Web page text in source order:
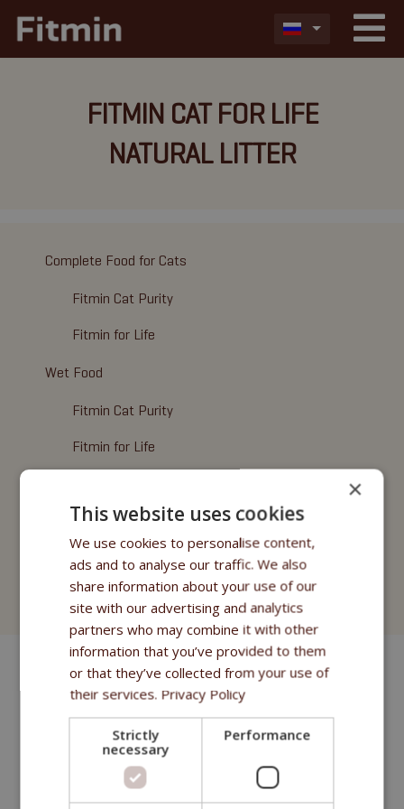
FITMIN CAT FOR LIFE
NATURAL LITTER
Complete Food for Cats
Fitmin Cat Purity
Fitmin for Life
Wet Food
Fitmin Cat Purity
Fitmin for Life
Fitmin Cat Purity
Fitmin for Life
Cat Litter
×
This website uses cookies
We use cookies to personalise content,
ads and to analyse our traffic. We also
share information about your use of our
site with our advertising and analytics
partners who may combine it with other
information that you’ve provided to them
or that they’ve collected from your use of
their services. Privacy Policy
Strictly
necessary
Performance